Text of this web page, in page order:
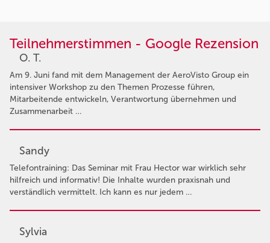
Teilnehmerstimmen - Google Rezension
O. T.
Am 9. Juni fand mit dem Management der AeroVisto Group ein
intensiver Workshop zu den Themen Prozesse führen,
Mitarbeitende entwickeln, Verantwortung übernehmen und
Zusammenarbeit …
Sandy
Telefontraining: Das Seminar mit Frau Hector war wirklich sehr
hilfreich und informativ! Die Inhalte wurden praxisnah und
verständlich vermittelt. Ich kann es nur jedem …
Sylvia